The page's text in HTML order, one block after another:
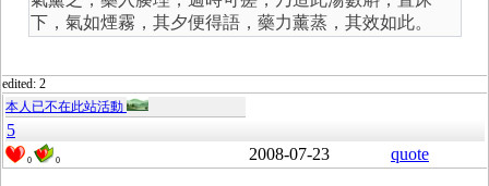
下，氣如煙霧，其夕便得語，藥力薰蒸，其效如此。
edited: 2
本人已不在此站活動
5
0 0 2008-07-23 quote